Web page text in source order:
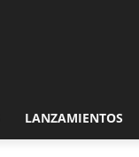
LANZAMIENTOS